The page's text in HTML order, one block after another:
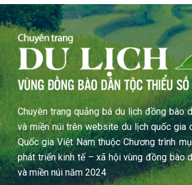
Chuyên trang quảng bá du lịch đồng bào
và miền núi trên website du lịch quốc gia
Quốc gia Việt Nam thuộc Chương trình
phát triển kinh tế – xã hội vùng đồng bào
và miền núi năm 2024